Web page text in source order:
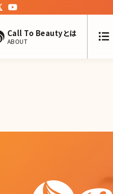
Call To Beautyとは
ABOUT